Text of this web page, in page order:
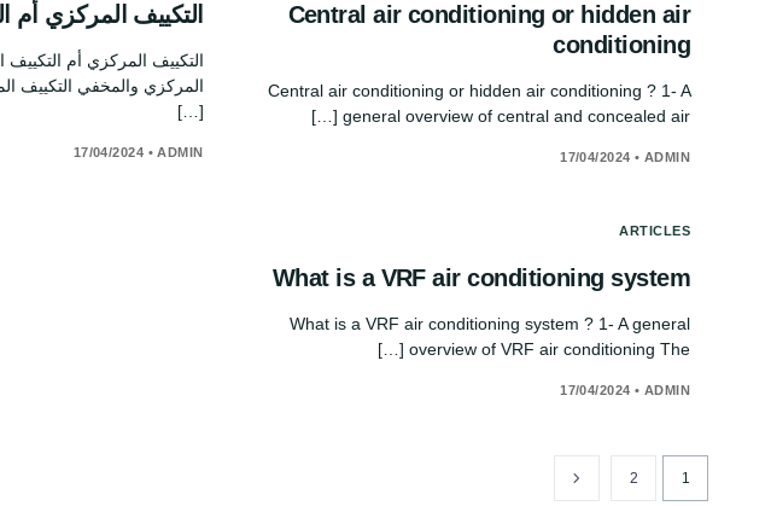
Central air conditioning or hidden air
conditioning
Central air conditioning or hidden air conditioning ? 1- A
general overview of central and concealed air […]
ADMIN
•
17/04/2024
التكييف المركزي أم
التكييف المركزي أم
المركزي والمخفي التكييف
[…]
ADMIN
•
17/04/2024
ARTICLES
What is a VRF air conditioning system
What is a VRF air conditioning system ? 1- A general
overview of VRF air conditioning The […]
ADMIN
•
17/04/2024
1
2